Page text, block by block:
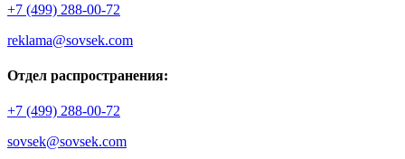
+7 (499) 288-00-72
reklama@sovsek.com
Отдел распространения:
+7 (499) 288-00-72
sovsek@sovsek.com